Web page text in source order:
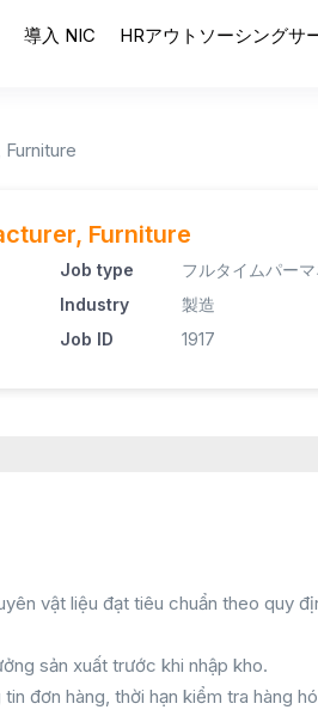
導入 NIC HRアウトソーシングサ
Furniture
Job type
フルタイムパーマ
Industry
製造
Job ID
1917
vật liệu đạt tiêu chuẩn theo quy
sản xuất trước khi nhập kho.
đơn hàng, thời hạn kiểm tra hàng